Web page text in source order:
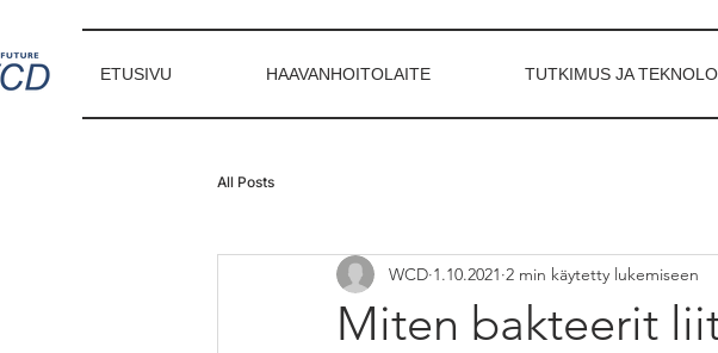
ETUSIVU HAAVANHOITOLAITE TUTKIMUS JA
All Posts
Miten bakteerit
WCD 1.10.2021 2 min käytetty lukemiseen